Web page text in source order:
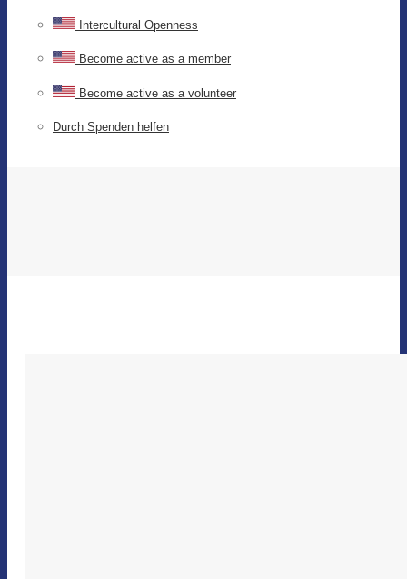
Intercultural Openness
Become active as a member
Become active as a volunteer
Durch Spenden helfen